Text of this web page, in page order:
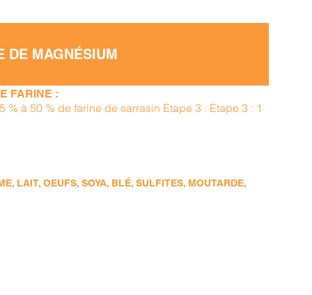
DE MAGNÉSIUM
FARINE :
à 50 % de farine de sarrasin Étape 3 : Étape 3 : 1
LAIT, OEUFS, SOYA, BLÉ, SULFITES, MOUTARDE,